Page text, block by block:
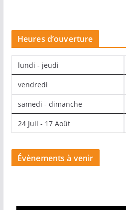
Heures d’ouverture
lundi - jeudi
vendredi
samedi - dimanche
24 Juil - 17 Août
Évènements à venir